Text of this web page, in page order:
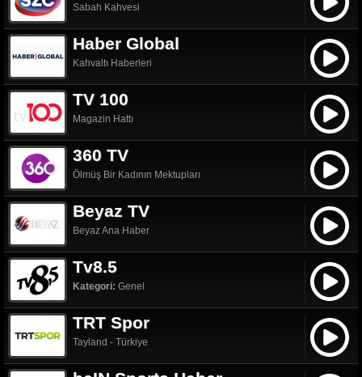
Sabah Kahvesi
Haber Global
Kahvaltı Haberleri
TV 100
Magazin Hattı
360 TV
Ölmüş Bir Kadının Mektupları
Beyaz TV
Beyaz Ana Haber
Tv8.5
Kategori: Genel
TRT Spor
Tayland - Türkiye